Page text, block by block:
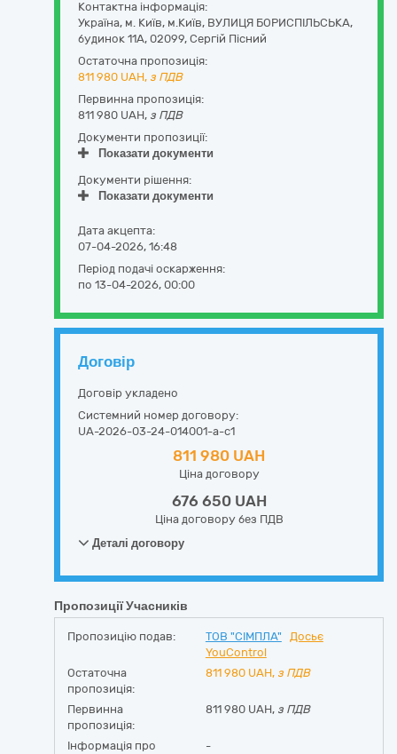
Контактна інформація:
Україна, м. Київ, м.Київ, ВУЛИЦЯ БОРИСПІЛЬСЬКА,
будинок 11А, 02099, Сергій Пісний
Остаточна пропозиція:
811 980 UAH, з ПДВ
Первинна пропозиція:
811 980 UAH, з ПДВ
Документи пропозиції:
Показати документи
Документи рішення:
Показати документи
Дата акцепта:
07-04-2026, 16:48
Період подачі оскарження:
по 13-04-2026, 00:00
Договір
Договір укладено
Системний номер договору:
UA-2026-03-24-014001-a-c1
811 980 UAH
Ціна договору
676 650 UAH
Ціна договору без ПДВ
Деталі договору
Пропозиції Учасників
Пропозицію подав: ТОВ "СІМПЛА"
Досьє
YouControl
Остаточна
пропозиція:
811 980 UAH, з ПДВ
Первинна
пропозиція:
811 980 UAH, з ПДВ
Інформація про
-